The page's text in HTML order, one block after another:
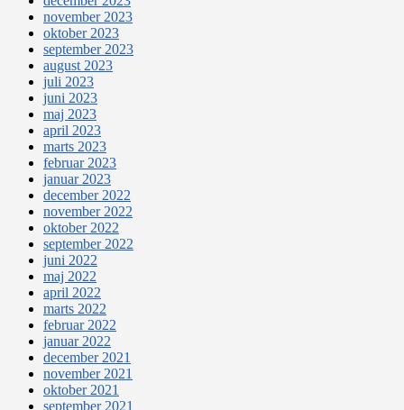
november 2023
oktober 2023
september 2023
august 2023
juli 2023
juni 2023
maj 2023
april 2023
marts 2023
februar 2023
januar 2023
december 2022
november 2022
oktober 2022
september 2022
juni 2022
maj 2022
april 2022
marts 2022
februar 2022
januar 2022
december 2021
november 2021
oktober 2021
september 2021